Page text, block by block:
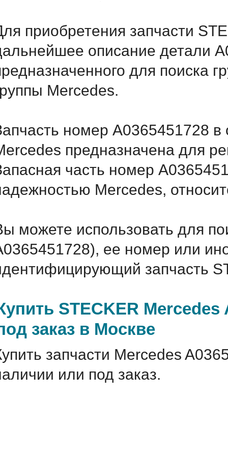
приобретения запчасти
описание детали
для поиска
Mercedes.
номер A0365451728 в
предназначена для
часть номер
Mercedes,
можете использовать для
ее номер или
запчасть
STECKER
заказ в Москве
запчасти Mercedes
или под заказ.